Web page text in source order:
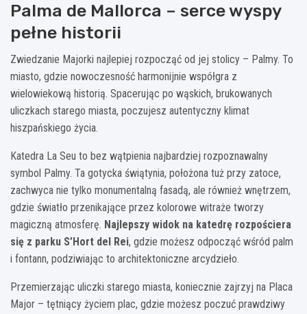
Palma de Mallorca – serce wyspy
pełne historii
Zwiedzanie Majorki najlepiej rozpocząć od jej stolicy – Palmy. To
miasto, gdzie nowoczesność harmonijnie współgra z
wielowiekową historią. Spacerując po wąskich, brukowanych
uliczkach starego miasta, poczujesz autentyczny klimat
hiszpańskiego życia.
Katedra La Seu to bez wątpienia najbardziej rozpoznawalny
symbol Palmy. Ta gotycka świątynia, położona tuż przy zatoce,
zachwyca nie tylko monumentalną fasadą, ale również wnętrzem,
gdzie światło przenikające przez kolorowe witraże tworzy
magiczną atmosferę. Najlepszy widok na katedrę rozpościera
się z parku S’Hort del Rei, gdzie możesz odpocząć wśród palm
i fontann, podziwiając to architektoniczne arcydzieło.
Przemierzając uliczki starego miasta, koniecznie zajrzyj na Placa
Major – tętniący życiem plac, gdzie możesz poczuć prawdziwy